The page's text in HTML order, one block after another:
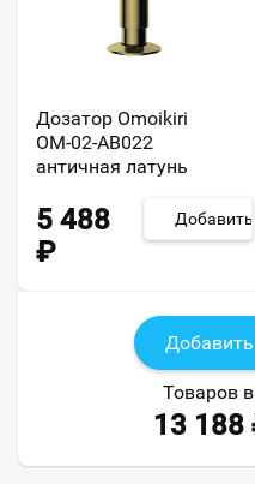
Дозатор Omoikiri
OM-02-AB022
античная латунь
5 488
₽
Добавить
Товаров
13 188